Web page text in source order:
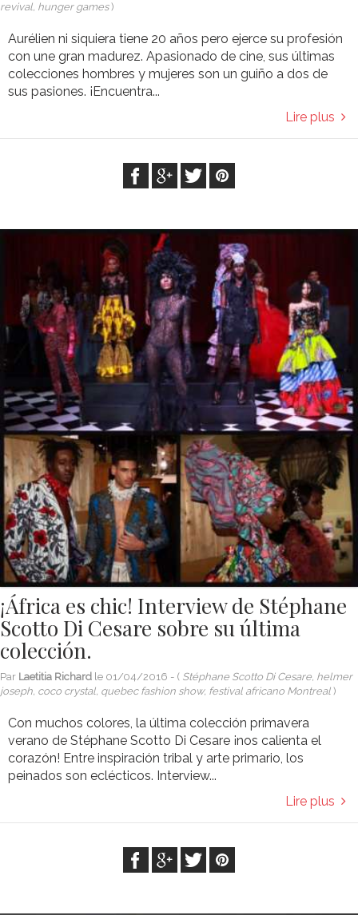
revival, hunger games)
Aurélien ni siquiera tiene 20 años pero ejerce su profesión
con une gran madurez. Apasionado de cine, sus últimas
colecciones hombres y mujeres son un guiño a dos de
sus pasiones. ¡Encuentra...
Lire plus
¡África es chic! Interview de Stéphane
Scotto Di Cesare sobre su última
colección.
Par Laetitia Richard le 01/04/2016 - ( Stéphane Scotto Di Cesare, helmer
joseph, coco crystal, quebec fashion show, festival africano Montreal )
Con muchos colores, la última colección primavera
verano de Stéphane Scotto Di Cesare ¡nos calienta el
corazón! Entre inspiración tribal y arte primario, los
peinados son eclécticos. Interview...
Lire plus